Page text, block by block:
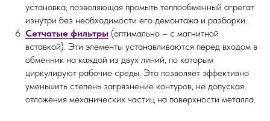
установка, позволяющая промыть теплообменный агрегат
изнутри без необходимости его демонтажа и разборки.
Сетчатые фильтры (оптимально – с магнитной
вставкой). Эти элементы устанавливаются перед входом в
обменник на каждой из двух линий, по которым
циркулируют рабочие среды. Это позволяет эффективно
уменьшить степень загрязнение контуров, не допуская
отложения механических частиц на поверхности металла.